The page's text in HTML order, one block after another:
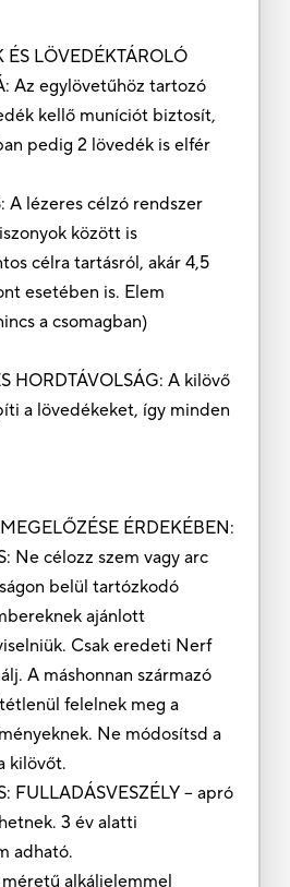
ÉS LÖVEDÉKTÁROLÓ
Az egylövetűhöz tartozó
kellő muníciót biztosít,
pedig 2 lövedék is elfér
A lézeres célzó rendszer
között is
célra tartásról, akár 4,5
esetében is. Elem
a csomagban)
HORDTÁVOLSÁG: A kilövő
a lövedékeket, így minden
ÉRDEKÉBEN:
Ne célozz szem vagy arc
belül tartózkodó
ajánlott
Csak eredeti Nerf
A máshonnan származó
felelnek meg a
Ne módosítsd a
kilövőt.
FULLADÁSVESZÉLY – apró
3 év alatti
adható.
alkálielemmel